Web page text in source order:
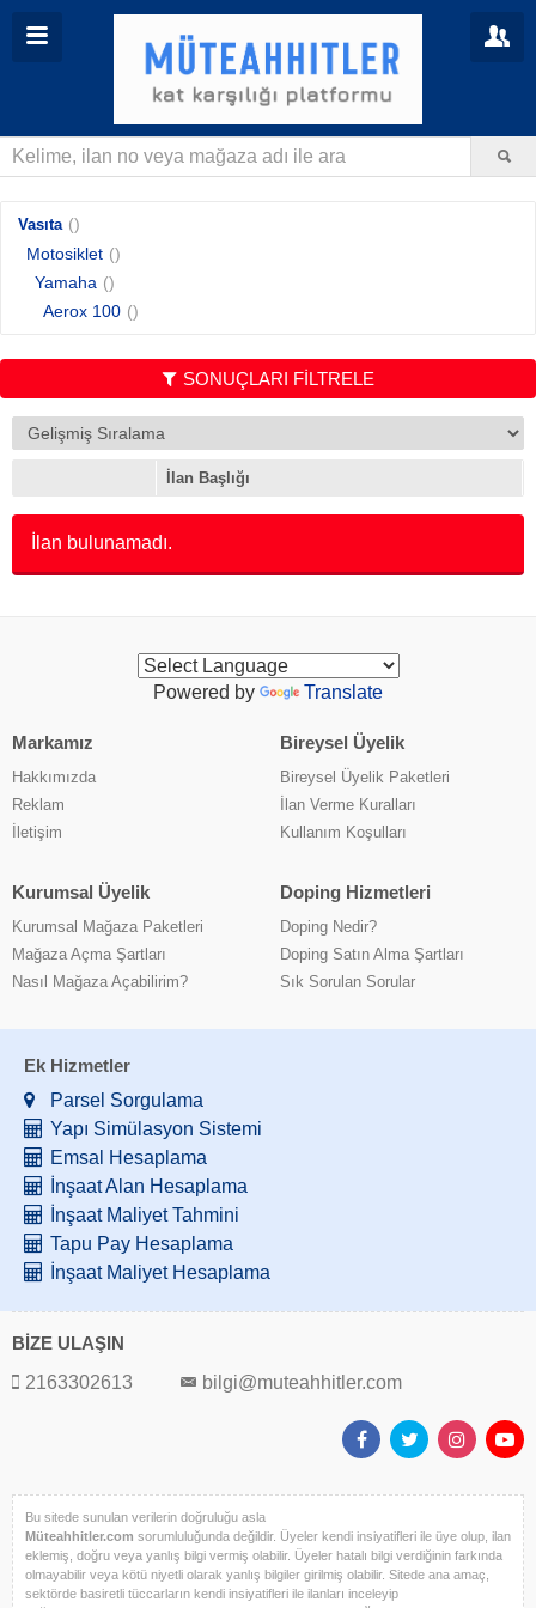
Vasıta ()
Motosiklet ()
Yamaha ()
Aerox 100 ()
SONUÇLARI FİLTRELE
İlan Başlığı
İlan bulunamadı.
Powered by Translate
Markamız
Hakkımızda
Reklam
İletişim
Bireysel Üyelik
Bireysel Üyelik Paketleri
İlan Verme Kuralları
Kullanım Koşulları
Kurumsal Üyelik
Kurumsal Mağaza Paketleri
Mağaza Açma Şartları
Nasıl Mağaza Açabilirim?
Doping Hizmetleri
Doping Nedir?
Doping Satın Alma Şartları
Sık Sorulan Sorular
Ek Hizmetler
Parsel Sorgulama
Yapı Simülasyon Sistemi
Emsal Hesaplama
İnşaat Alan Hesaplama
İnşaat Maliyet Tahmini
Tapu Pay Hesaplama
İnşaat Maliyet Hesaplama
BİZE ULAŞIN
2163302613
bilgi@muteahhitler.com
Bu sitede sunulan verilerin doğruluğu asla
Müteahhitler.com sorumluluğunda değildir. Üyeler kendi insiyatifleri ile üye olup, ilan
eklemiş, doğru veya yanlış bilgi vermiş olabilir. Üyeler hatalı bilgi verdiğinin farkında
olmayabilir veya kötü niyetli olarak yanlış bilgiler girilmiş olabilir. Sitede ana amaç,
sektörde basiretli tüccarların kendi insiyatifleri ile ilanları inceleyip